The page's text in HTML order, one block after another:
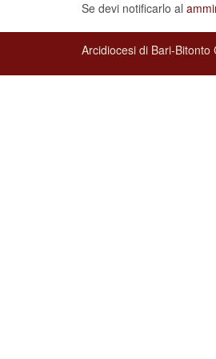
Arcidiocesi di Bari-